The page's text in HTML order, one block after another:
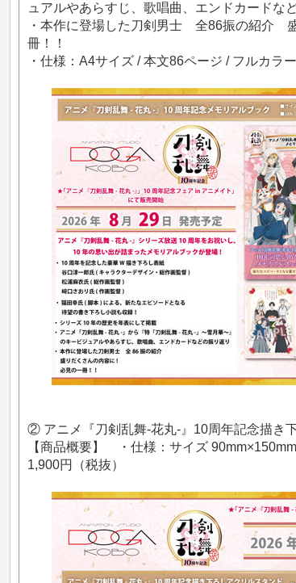
ュアルやあらすじ、歌唱曲、エンドカードな
・本作に登場した刀剣男士 全86振の紹介
冊！！
・仕様：A4サイズ / 本文86ページ / フルカラ
② アニメ『刀剣乱舞-花丸-』10周年記念描き
【商品概要】 ・仕様：サイズ
1,900円（税抜）